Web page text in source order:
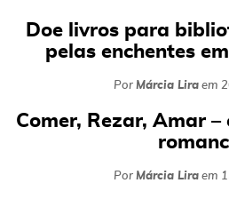
Doe livros para
pelas enchentes
Por Márcia Liraem
Comer, Rezar, Amar
Por Márcia Liraem